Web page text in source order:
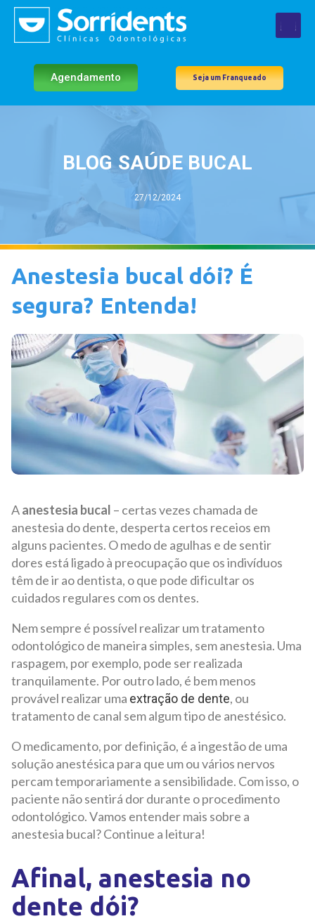
Agendamento Seja um Franqueado
BLOG SAÚDE BUCAL
27/12/2024
Anestesia bucal dói? É
segura? Entenda!
Aanestesia bucal – certas vezes chamada de
anestesia do dente, desperta certos receios em
alguns pacientes. O medo de agulhas e de sentir
dores está ligado à preocupaçãoque os indivíduos
têm de ir ao dentista, o que pode dificultar os
cuidados regulares com os dentes.
Nem sempre é possível realizar um tratamento
odontológico de maneira simples, sem anestesia. Uma
raspagem, por exemplo, pode ser realizada
tranquilamente. Por outro lado, é bem menos
provável realizar uma extração de dente, ou
tratamento de canal sem algum tipo de anestésico.
O medicamento, por definição, é a ingestão de uma
solução anestésica para que um ou vários nervos
percam temporariamente a sensibilidade. Com isso, o
paciente não sentirá dor durante o procedimento
odontológico.Vamos entender mais sobre a
anestesia bucal? Continue a leitura!
Afinal, anestesia no
dente dói?